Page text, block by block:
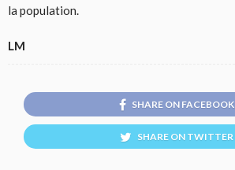
la population.
LM
SHARE ON FACEBOOK
SHARE ON TWITTER